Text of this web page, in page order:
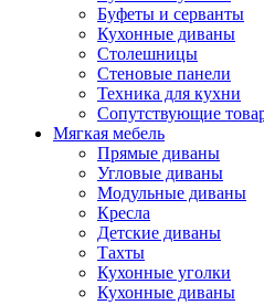
Буфеты и серванты
Кухонные диваны
Столешницы
Стеновые панели
Техника для кухни
Сопутствующие
Мягкая мебель
Прямые диваны
Угловые диваны
Модульные диваны
Кресла
Детские диваны
Тахты
Кухонные уголки
Кухонные диваны